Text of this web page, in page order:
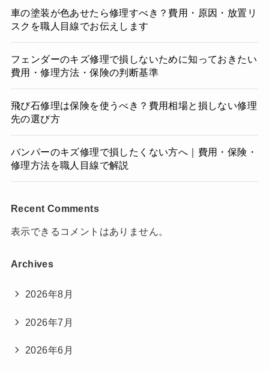
車の塗装が色あせたら修理すべき？費用・原因・放置リ
スクを職人目線でお伝えします
フェンダーのキズ修理で損しないために知っておきたい
費用・修理方法・保険の判断基準
飛び石修理は保険を使うべき？費用相場と損しない修理
先の選び方
バンパーのキズ修理で損したくない方へ｜費用・保険・
修理方法を職人目線で解説
Recent Comments
表示できるコメントはありません。
Archives
2026年8月
2026年7月
2026年6月